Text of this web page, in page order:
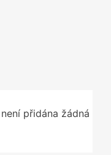
přidána žádná